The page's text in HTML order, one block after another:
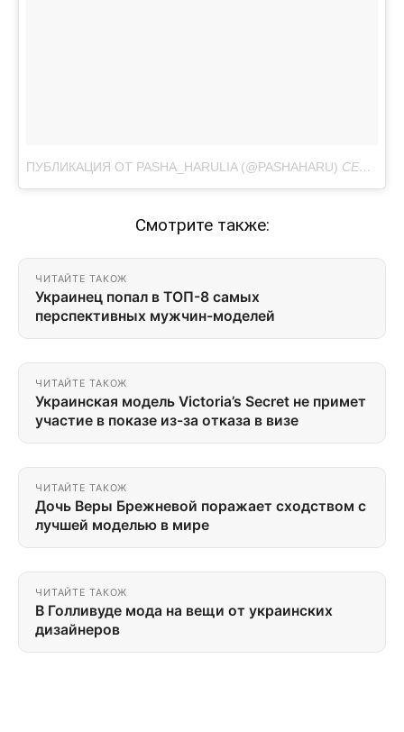
ПУБЛИКАЦИЯ ОТ PASHA_HARULIA (@PASHAHARU) СЕН 19, 2017 AT 9:40 PDT
Смотрите также:
ЧИТАЙТЕ ТАКОЖ
Украинец попал в ТОП-8 самых
перспективных мужчин-моделей
ЧИТАЙТЕ ТАКОЖ
Украинская модель Victoria’s Secret не примет
участие в показе из-за отказа в визе
ЧИТАЙТЕ ТАКОЖ
Дочь Веры Брежневой поражает сходством с
лучшей моделью в мире
ЧИТАЙТЕ ТАКОЖ
В Голливуде мода на вещи от украинских
дизайнеров